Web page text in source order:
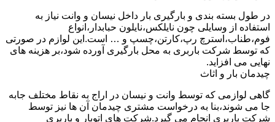
در طول بسته بندی و بارگیری بار داخل نیسان و وانت نیاز به
استفاده از وسایلی چون نایلکس،نایلون حبابدار،انواع
فوم،طناب،استرچ رپ،کارتن،چسپ و … است.این لوازم در صورتی
که توسط شرکت باربری به محل بارگیری آورده شود،بر هزینه های
نهایی می افزاید.
چیدمان بار و اثاث
گاهی لوازمی که توسط وانت و نیسان در اراج به نقاط مختلف جابه
جا می شوند،بنا به درخواست مشتری چیدمان آن ها نیز توسط
شرکت باربری انجام می گیرد.شرکت های اتوبار و باربری